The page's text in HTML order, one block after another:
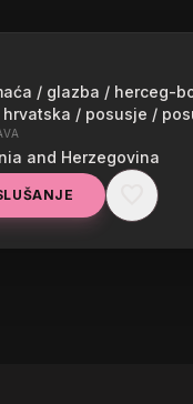
Najbolji ritam - 102,9!
/ glazba / herceg-
/ posusje /
and Herzegovina